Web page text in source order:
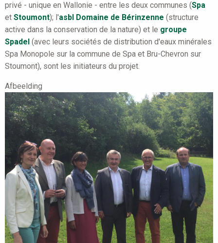
privé - unique en Wallonie - entre les deux communes (Spa
et Stoumont); l'asbl Domaine de Bérinzenne (structure
active dans la conservation de la nature) et le groupe
Spadel (avec leurs sociétés de distribution d'eaux minérales
Spa Monopole sur la commune de Spa et Bru-Chevron sur
Stoumont), sont les initiateurs du projet.
Afbeelding